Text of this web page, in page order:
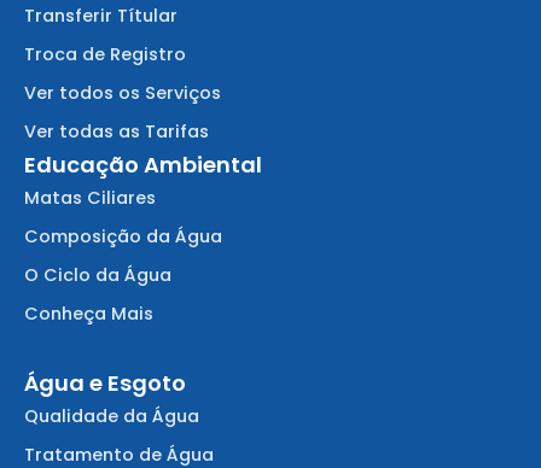
Transferir Títular
Troca de Registro
Ver todos os Serviços
Ver todas as Tarifas
Educação Ambiental
Matas Ciliares
Composição da Água
O Ciclo da Água
Conheça Mais
Água e Esgoto
Qualidade da Água
Tratamento de Água